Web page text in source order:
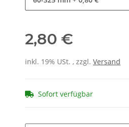
2,80 €
inkl. 19% USt. , zzgl. Versand
Sofort verfügbar